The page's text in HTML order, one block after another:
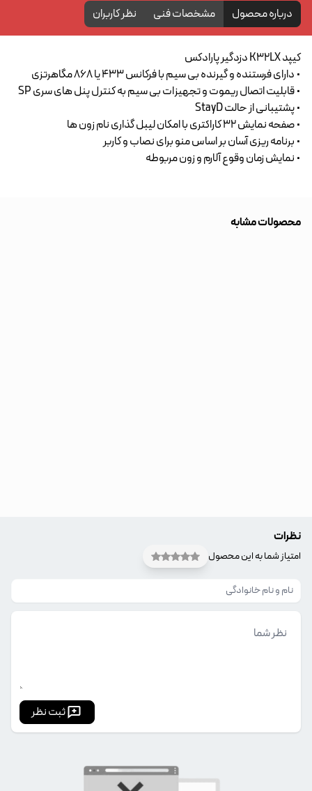
درباره محصول مشخصات فنی نظر کاربران
کیپد K32LX دزدگیر پارادکس
• دارای فرستنده و گیرنده بی سیم با فرکانس 433 یا 868 مگاهرتزی
• قابلیت اتصال ریموت و تجهیزات بی سیم به کنترل پنل های سری SP
• پشتیبانی‌ از حالت StayD
• صفحه نمایش 32 کاراکتری با امکان لیبل گذاری نام زون ها
• برنامه ریزی آسان بر اساس منو برای نصاب و کاربر
• نمایش زمان وقوع آلارم و زون مربوطه
محصولات مشابه
نظرات
امتیاز شما به این محصول
ثبت نظر